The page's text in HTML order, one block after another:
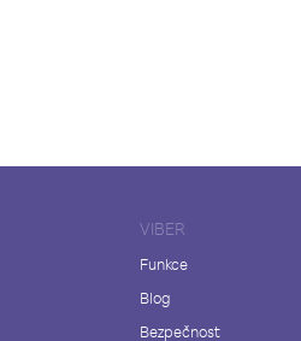
VIBER
Funkce
Blog
Bezpečnost